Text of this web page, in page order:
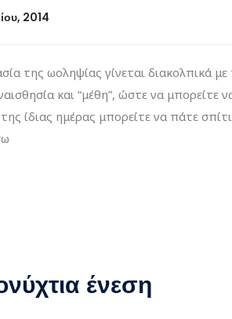
2014
της ωοληψίας γίνεται διακολπικά
και “μέθη”, ώστε να
της ίδιας ημέρας μπορείτε να πάτε
ένεση